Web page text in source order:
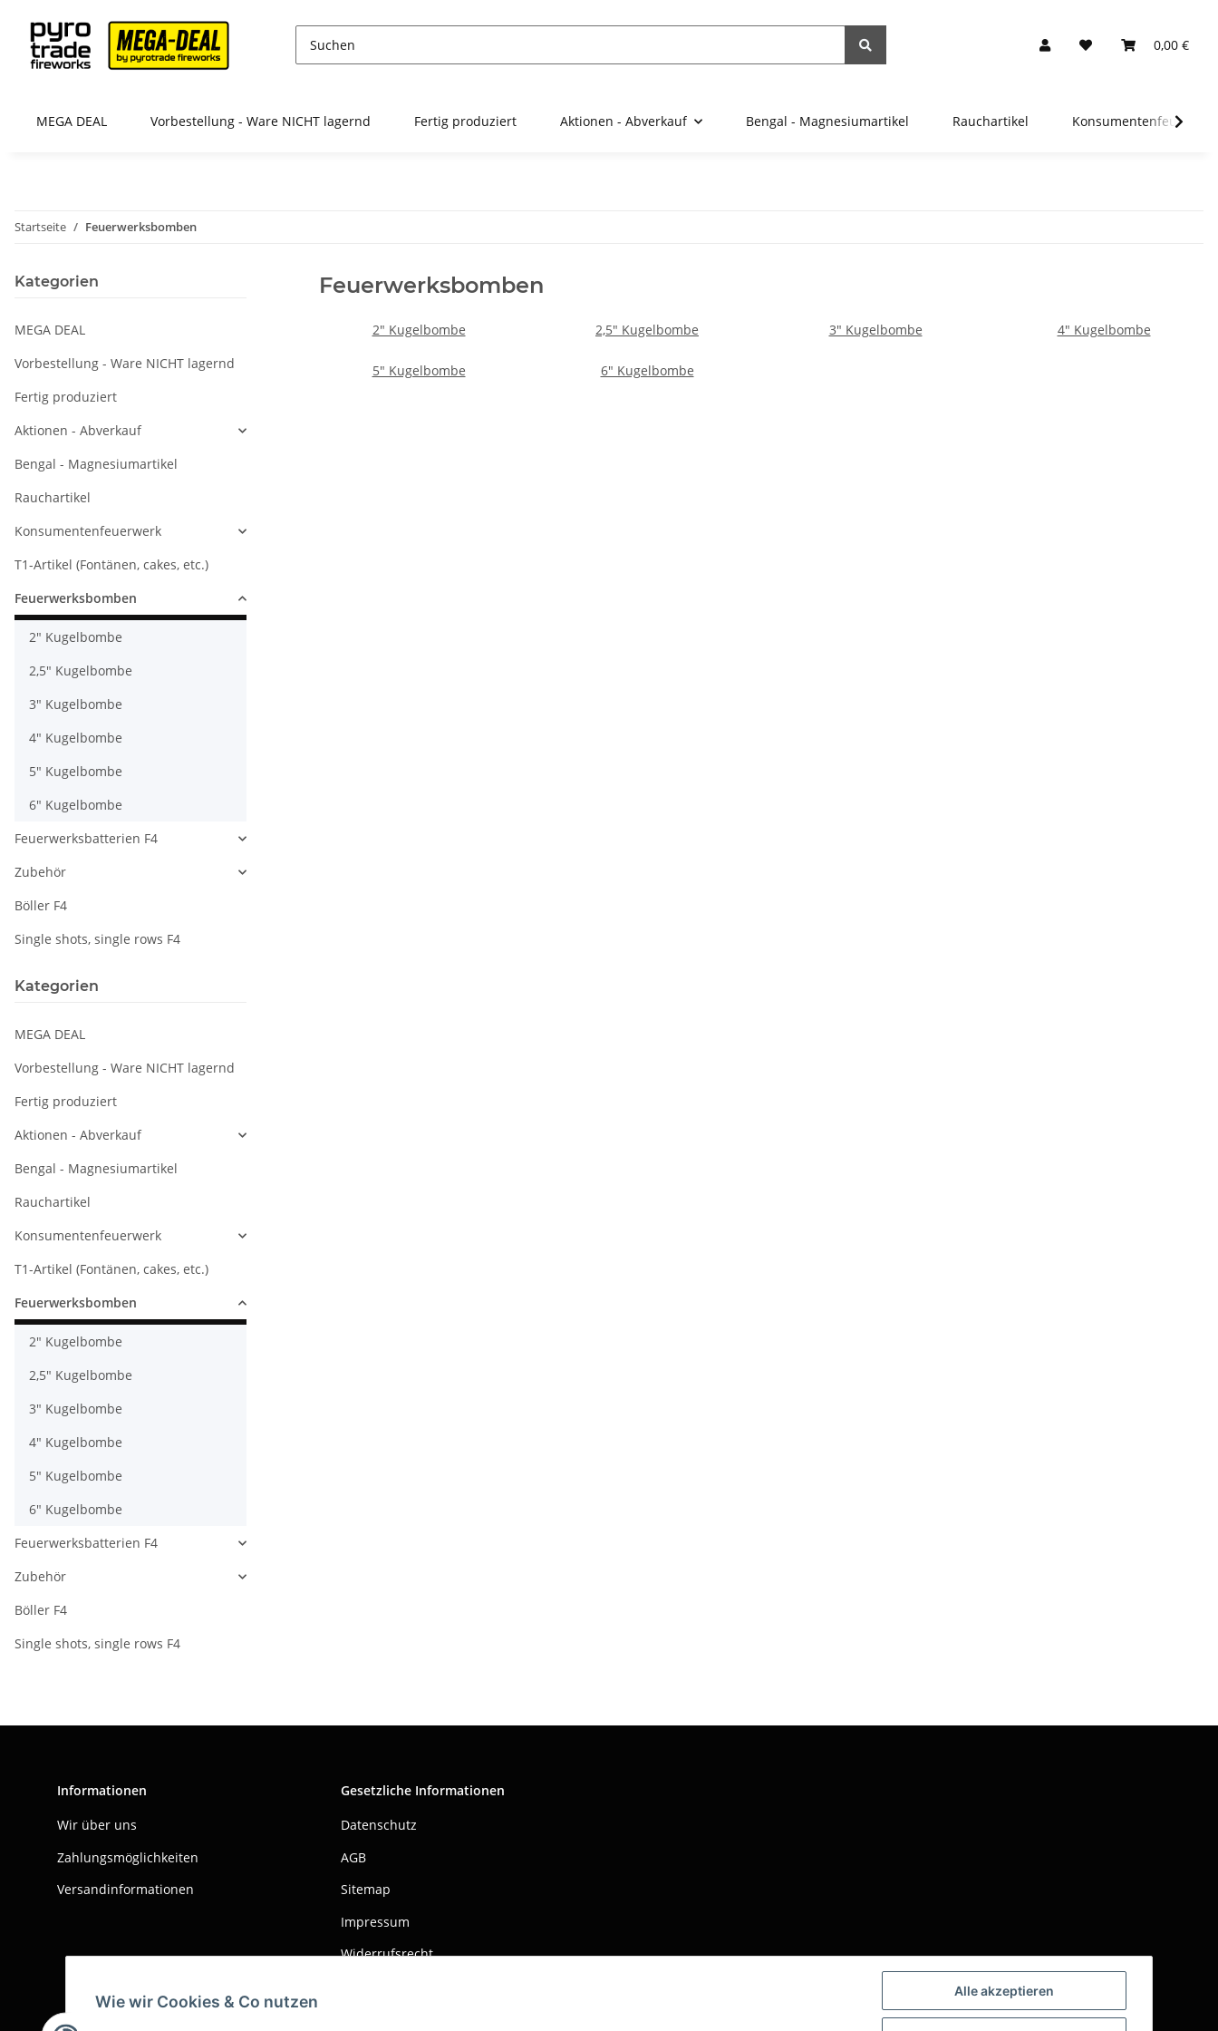
0,00 €
MEGA DEAL Vorbestellung - Ware NICHT lagernd Fertig produziert Aktionen - Abverkauf Bengal - Magnesiumartikel Rauchartikel Konsumentenfeuerwerk
Startseite Feuerwerksbomben
Feuerwerksbomben
2" Kugelbombe 2,5" Kugelbombe 3" Kugelbombe 4" Kugelbombe
5" Kugelbombe 6" Kugelbombe
Kategorien
MEGA DEAL
Vorbestellung - Ware NICHT lagernd
Fertig produziert
Aktionen - Abverkauf
Bengal - Magnesiumartikel
Rauchartikel
Konsumentenfeuerwerk
T1-Artikel (Fontänen, cakes, etc.)
Feuerwerksbomben
2" Kugelbombe
2,5" Kugelbombe
3" Kugelbombe
4" Kugelbombe
5" Kugelbombe
6" Kugelbombe
Feuerwerksbatterien F4
Zubehör
Böller F4
Single shots, single rows F4
Kategorien
MEGA DEAL
Vorbestellung - Ware NICHT lagernd
Fertig produziert
Aktionen - Abverkauf
Bengal - Magnesiumartikel
Rauchartikel
Konsumentenfeuerwerk
T1-Artikel (Fontänen, cakes, etc.)
Feuerwerksbomben
2" Kugelbombe
2,5" Kugelbombe
3" Kugelbombe
4" Kugelbombe
5" Kugelbombe
6" Kugelbombe
Feuerwerksbatterien F4
Zubehör
Böller F4
Single shots, single rows F4
Informationen
Wir über uns
Zahlungsmöglichkeiten
Versandinformationen
Gesetzliche Informationen
Datenschutz
AGB
Sitemap
Impressum
Widerrufsrecht
Wie wir Cookies & Co nutzen
Alle akzeptieren